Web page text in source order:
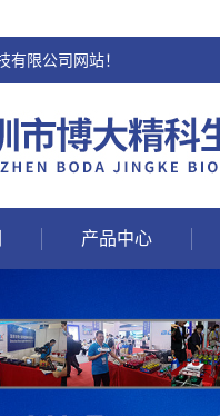
限公司网站！
产品中心